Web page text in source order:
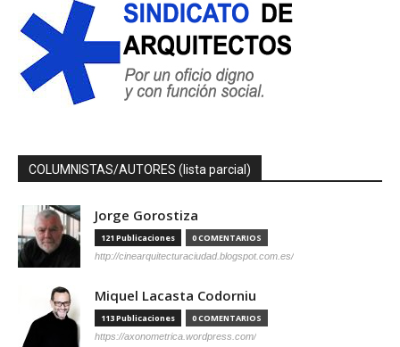
COLUMNISTAS/AUTORES (lista parcial)
Jorge Gorostiza
121 Publicaciones 0 COMENTARIOS
http://cinearquitecturaciudad.blogspot.com.es/
Miquel Lacasta Codorniu
113 Publicaciones 0 COMENTARIOS
https://axonometrica.wordpress.com/